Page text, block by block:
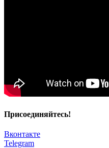
Присоединяйтесь!
Вконтакте
Telegram